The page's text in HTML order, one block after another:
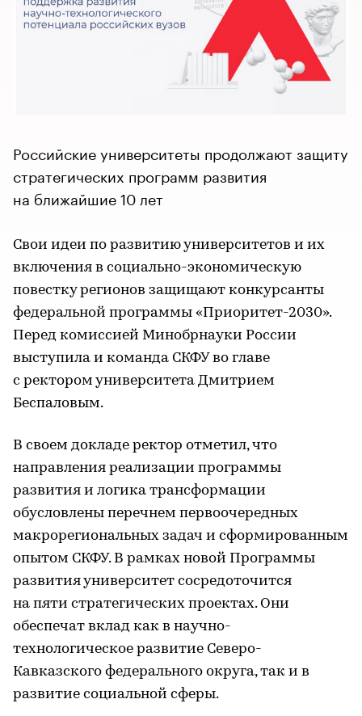
Российские университеты продолжают защиту
стратегических программ развития
на ближайшие 10 лет
Свои идеи по развитию университетов и их
включения в социально-экономическую
повестку регионов защищают конкурсанты
федеральной программы «Приоритет-2030».
Перед комиссией Минобрнауки России
выступила и команда СКФУ во главе
с ректором университета Дмитрием
Беспаловым.
В своем докладе ректор отметил, что
направления реализации программы
развития и логика трансформации
обусловлены перечнем первоочередных
макрорегиональных задач и сформированным
опытом СКФУ. В рамках новой Программы
развития университет сосредоточится
на пяти стратегических проектах. Они
обеспечат вклад как в научно-
технологическое развитие Северо-
Кавказского федерального округа, так и в
развитие социальной сферы.